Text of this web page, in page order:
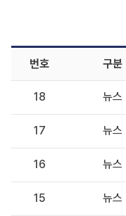
번호 구분
18 뉴스
17 뉴스
16 뉴스
15 뉴스